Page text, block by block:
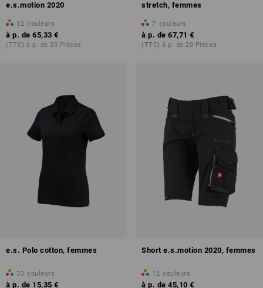
e.s.motion 2020
12 couleurs
à p. de 65,33 €
(TTC) à p. de 20 Pièces
stretch, femmes
7 couleurs
à p. de 67,71 €
(TTC) à p. de 20 Pièces
e.s. Polo cotton, femmes
33 couleurs
à p. de 15,35 €
Short e.s.motion 2020, femmes
12 couleurs
à p. de 45,10 €